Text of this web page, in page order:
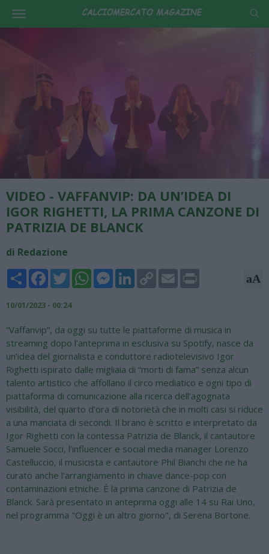
VIDEO - VAFFANVIP: DA UN’IDEA DI
IGOR RIGHETTI, LA PRIMA CANZONE DI
PATRIZIA DE BLANCK
di Redazione
Share FacebookTwitterWhatsAppMessengerLinkedInCopy
Link
Email aA
10/01/2023 - 00:24
“Vaffanvip”, da oggi su tutte le piattaforme di musica in
streaming dopo l’anteprima in esclusiva su Spotify, nasce da
un’idea del giornalista e conduttore radiotelevisivo Igor
Righetti ispirato dalle migliaia di “morti di fama” senza alcun
talento artistico che affollano il circo mediatico e ogni tipo di
piattaforma di comunicazione alla ricerca dell’agognata
visibilità, del quarto d’ora di notorietà che in molti casi si riduce
a una manciata di secondi. Il brano è scritto e interpretato da
Igor Righetti con la contessa Patrizia de Blanck, il cantautore
Samuele Socci, l’influencer e social media manager Lorenzo
Castelluccio, il musicista e cantautore Phil Bianchi che ne ha
curato anche l’arrangiamento in chiave dance-pop con
contaminazioni etniche. È la prima canzone di Patrizia de
Blanck. Sarà presentato in anteprima oggi alle 14 su Rai Uno,
nel programma "Oggi è un altro giorno", di Serena Bortone.